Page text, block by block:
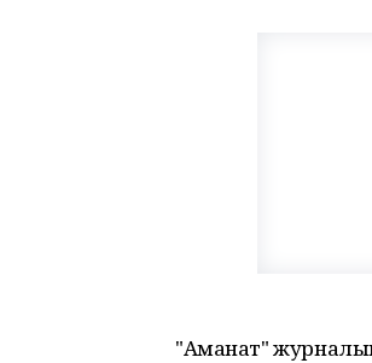
"Аманат"